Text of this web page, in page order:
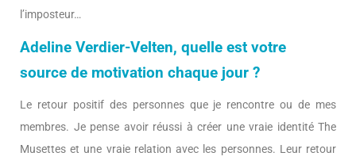
l’imposteur…
Adeline Verdier-Velten, quelle est votre
source de motivation chaque jour ?
Le retour positif des personnes que je rencontre ou de mes
membres. Je pense avoir réussi à créer une vraie identité The
Musettes et une vraie relation avec les personnes. Leur retour